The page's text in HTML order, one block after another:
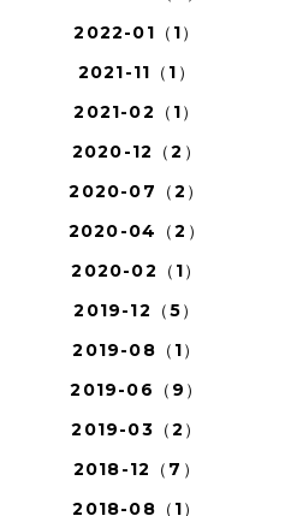
2022-01（1）
2021-11（1）
2021-02（1）
2020-12（2）
2020-07（2）
2020-04（2）
2020-02（1）
2019-12（5）
2019-08（1）
2019-06（9）
2019-03（2）
2018-12（7）
2018-08（1）